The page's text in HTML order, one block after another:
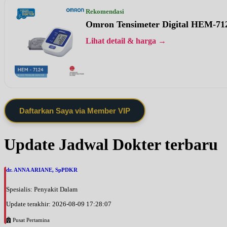
Rekomendasi
Omron Tensimeter Digital HEM-
Lihat detail & harga →
Daftarkan Saya via Member VIP
Update Jadwal Dokter terbaru
dr. ANNA ARIANE, SpPDKR
Spesialis: Penyakit Dalam
Update terakhir: 2026-08-09 17:28:07
Pusat Pertamina